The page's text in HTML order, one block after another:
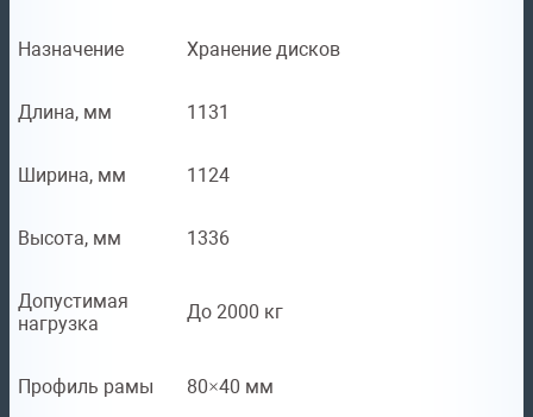
Назначение Хранение дисков
Длина, мм 1131
Ширина, мм 1124
Высота, мм 1336
Допустимая
нагрузка
До 2000 кг
Профиль рамы 80×40 мм